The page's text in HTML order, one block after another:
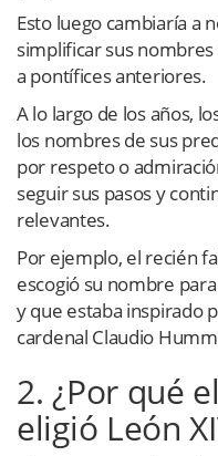
Esto luego cambiaría a
simplificar sus
a pontífices anteriores.
A lo largo de los años,
los nombres de sus
por respeto o
seguir sus pasos y
relevantes.
Por ejemplo, el recién
escogió su nombre
y que estaba inspirado
cardenal Claudio
2. ¿Por qué
eligió León